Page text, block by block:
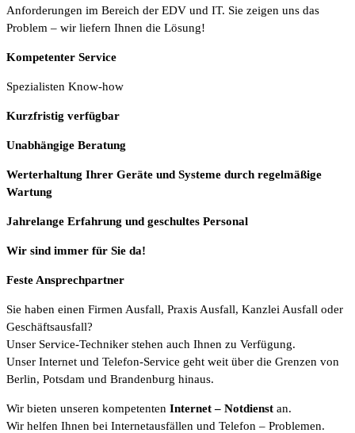
Anforderungen im Bereich der EDV und IT. Sie zeigen uns das
Problem – wir liefern Ihnen die Lösung!
Kompetenter Service
Spezialisten Know-how
Kurzfristig verfügbar
Unabhängige Beratung
Werterhaltung Ihrer Geräte und Systeme durch regelmäßige
Wartung
Jahrelange Erfahrung und geschultes Personal
Wir sind immer für Sie da!
Feste Ansprechpartner
Sie haben einen Firmen Ausfall, Praxis Ausfall, Kanzlei Ausfall oder
Geschäftsausfall?
Unser Service-Techniker stehen auch Ihnen zu Verfügung.
Unser Internet und Telefon-Service geht weit über die Grenzen von
Berlin, Potsdam und Brandenburg hinaus.
Wir bieten unseren kompetenten Internet– Notdienst an.
Wir helfen Ihnen bei Internetausfällen und Telefon – Problemen.